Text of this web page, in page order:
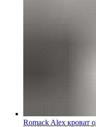
Romack Alex кроват